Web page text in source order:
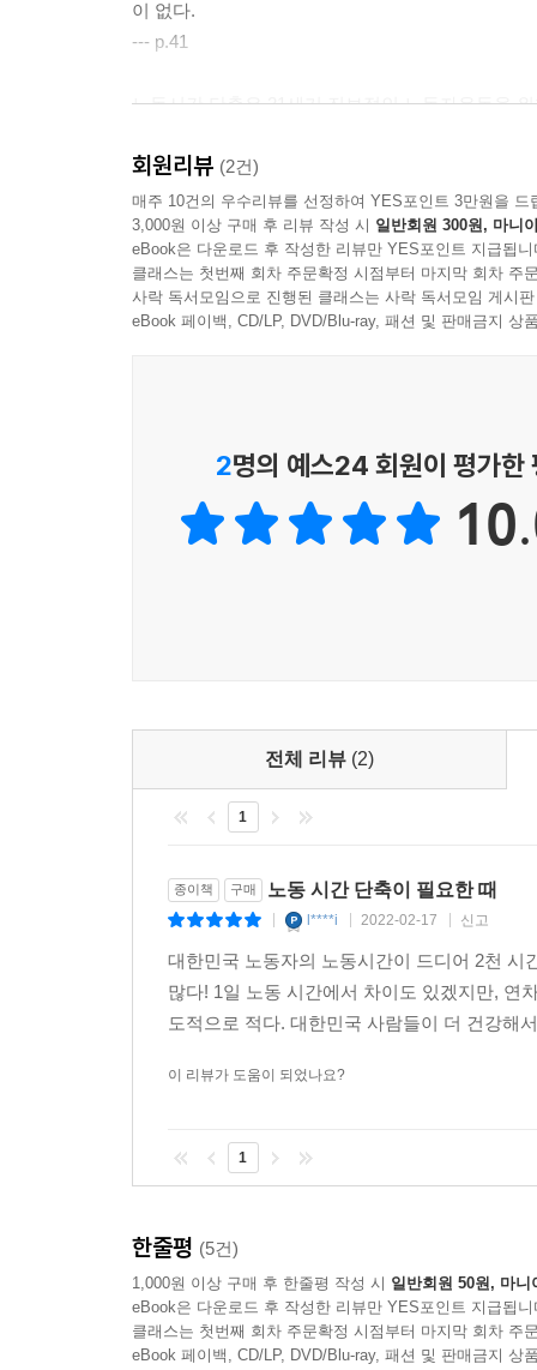
이 없다.
--- p.41
노동시간 단축은 21세기 진보적인 노동자운동을
다. 우리의 경제, 가정, 생활의 바탕에는 가정에서
의 날카로운 끄트머리에서 불안정한 일자리에 종
현실을 인정하고 모두가 적게 일할 수 있는 방향
--- p.89
“노동시간이 긴 가정은 탄소 발자국이 상당히 더
회원리뷰 (2건)
매주 10건의 우수리뷰를 선정하여 YES포인트 3만원을 드
3,000원 이상 구매 후 리뷰 작성 시 일반회원 300원, 마니
eBook은 다운로드 후 작성한 리뷰만 YES포인트 지급됩니
클래스는 첫번째 회차 주문확정 시점부터 마지막 회차 주
사락 독서모임으로 진행된 클래스는 사락 독서모임 게시
eBook 페이백, CD/LP, DVD/Blu-ray, 패션 및 판매금지 상
2명의 예스24 회원이 평가한
전체 리뷰 (2)
1
종이책 구매 노동 시간 단축이 필요한 때
l****i 2022-02-17 신고
대한민국 노동자의 노동시간이 드디어 2천
많다! 1일 노동 시간에서 차이도 있겠지만, 연
도적으로 적다. 대한민국 사람들이 더 건강해
이 리뷰가 도움이 되었나요?
1
한줄평 (5건)
1,000원 이상 구매 후 한줄평 작성 시 일반회원 50원, 마니
eBook은 다운로드 후 작성한 리뷰만 YES포인트 지급됩니
클래스는 첫번째 회차 주문확정 시점부터 마지막 회차 주
eBook 페이백, CD/LP, DVD/Blu-ray, 패션 및 판매금지 상